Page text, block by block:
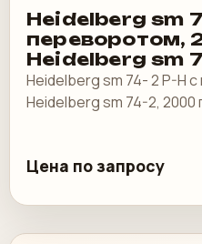
Heidelberg sm
переворотом,
Heidelberg sm
Heidelberg sm 74- 2 P-H
Heidelberg sm 74-2, 2000
Цена по запросу